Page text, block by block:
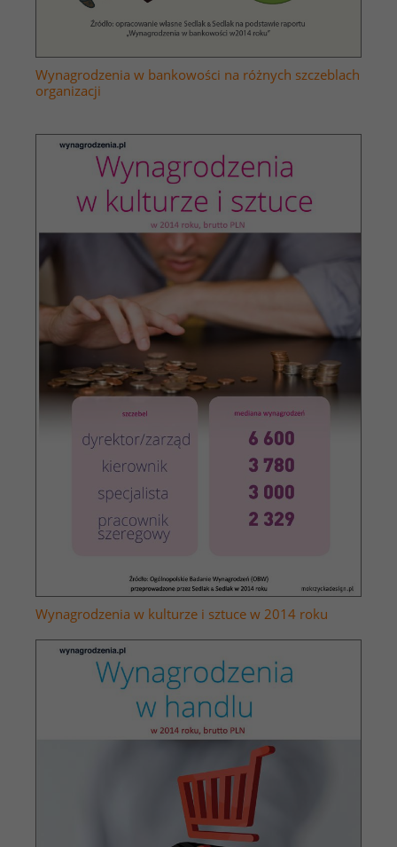
Wynagrodzenia w bankowości na różnych szczeblach
organizacji
Wynagrodzenia w kulturze i sztuce w 2014 roku